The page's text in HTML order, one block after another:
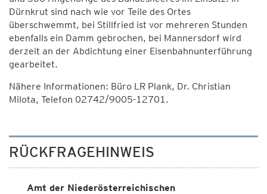
Dürnkrut sind nach wie vor Teile des Ortes
überschwemmt, bei Stillfried ist vor mehreren Stunden
ebenfalls ein Damm gebrochen, bei Mannersdorf wird
derzeit an der Abdichtung einer Eisenbahnunterführung
gearbeitet.
Nähere Informationen: Büro LR Plank, Dr. Christian
Milota, Telefon 02742/9005-12701.
RÜCKFRAGEHINWEIS
Amt der Niederösterreichischen